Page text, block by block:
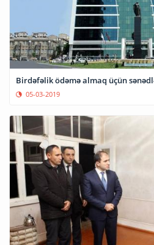
Birdəfəlik ödəmə almaq üçün
05-03-2019